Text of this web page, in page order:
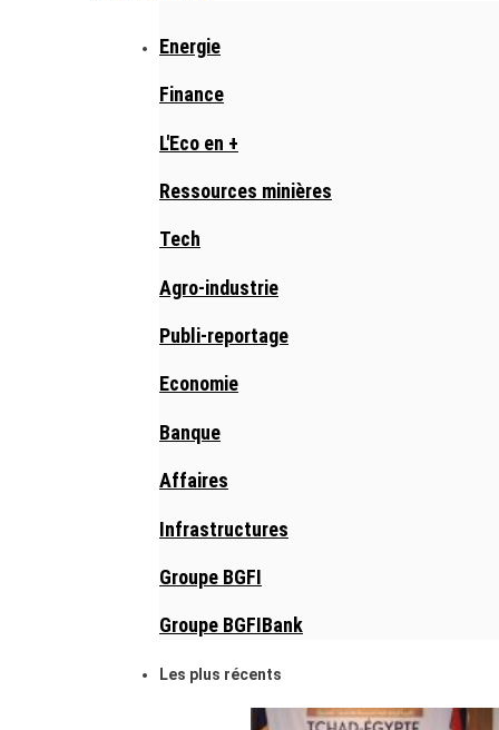
Energie
Finance
L'Eco en +
Ressources minières
Tech
Agro-industrie
Publi-reportage
Economie
Banque
Affaires
Infrastructures
Groupe BGFI
Groupe BGFIBank
Les plus récents